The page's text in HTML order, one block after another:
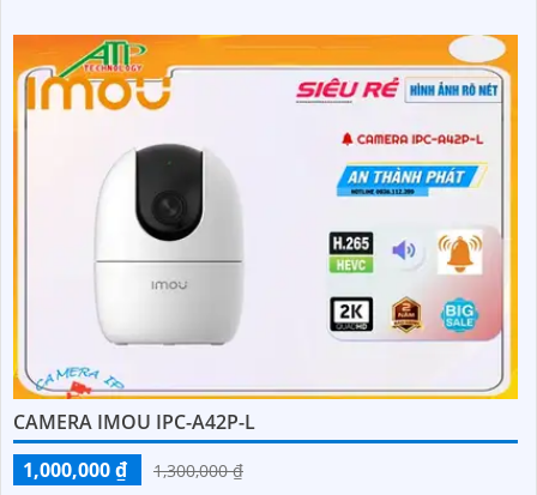
CAMERA IMOU IPC-A42P-L
1,000,000 ₫
1,300,000 ₫